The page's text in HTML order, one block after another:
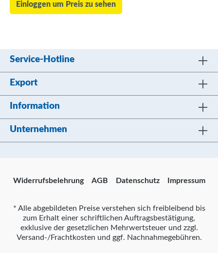
Einloggen um Preis zu sehen
Service-Hotline
Export
Information
Unternehmen
Widerrufsbelehrung AGB Datenschutz Impressum
* Alle abgebildeten Preise verstehen sich freibleibend bis
zum Erhalt einer schriftlichen Auftragsbestätigung,
exklusive der gesetzlichen Mehrwertsteuer und zzgl.
Versand-/Frachtkosten und ggf. Nachnahmegebühren.